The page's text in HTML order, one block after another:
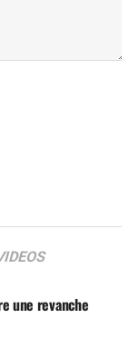
une revanche